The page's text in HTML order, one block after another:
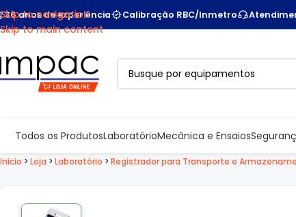
Skip to navigation
Skip to main content
36 anos de experiência Calibração RBC/Inmetro
Todos os ProdutosLaboratórioMecânica e Ensaios
Início > Loja > Laboratório > Registrador para Transporte e